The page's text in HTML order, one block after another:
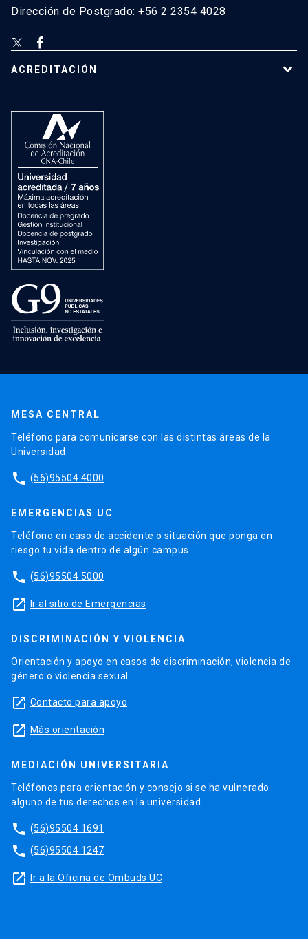
Dirección de Postgrado: +56 2 2354 4028
ACREDITACIÓN
MESA CENTRAL
Teléfono para comunicarse con las distintas áreas de la
Universidad.
phone (56)95504 4000
EMERGENCIAS UC
Teléfono en caso de accidente o situación que ponga en
riesgo tu vida dentro de algún campus.
phone (56)95504 5000
launch Ir al sitio de Emergencias
DISCRIMINACIÓN Y VIOLENCIA
Orientación y apoyo en casos de discriminación, violencia de
género o violencia sexual.
launch Contacto para apoyo
launch Más orientación
MEDIACIÓN UNIVERSITARIA
Teléfonos para orientación y consejo si se ha vulnerado
alguno de tus derechos en la universidad.
phone (56)95504 1691
phone (56)95504 1247
launch Ir a la Oficina de Ombuds UC